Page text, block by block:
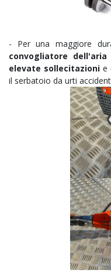
- Per una maggiore
convogliatore
elevate sollecitazionie
il serbatoio da urti